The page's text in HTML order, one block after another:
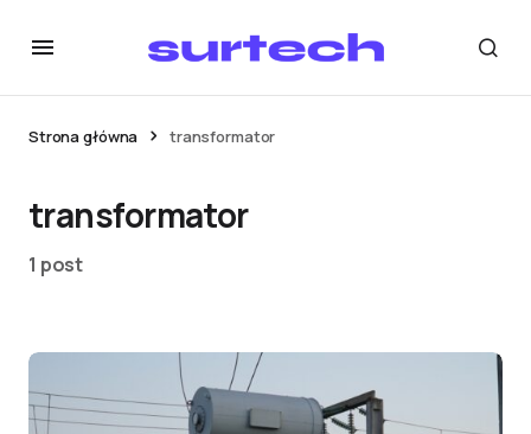
Strona główna transformator
transformator
1 post